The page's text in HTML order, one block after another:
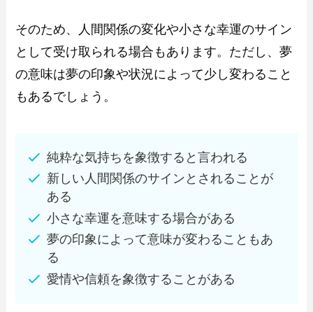
そのため、人間関係の変化や小さな幸運のサイン
として受け取られる場合もあります。ただし、夢
の意味は夢の印象や状況によって少し変わること
もあるでしょう。
純粋な気持ちを象徴すると言われる
新しい人間関係のサインとされることが
ある
小さな幸運を意味する場合がある
夢の印象によって意味が変わることもあ
る
愛情や信頼を象徴することがある